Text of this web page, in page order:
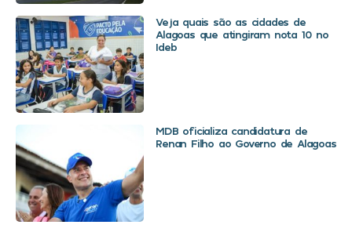
Veja quais são as cidades de
Alagoas que atingiram nota 10 no
Ideb
MDB oficializa candidatura de
Renan Filho ao Governo de Alagoas